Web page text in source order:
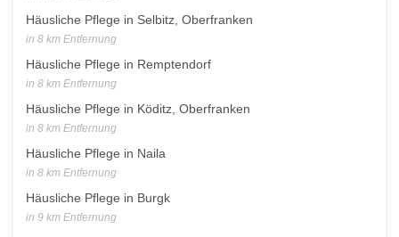
Häusliche Pflege in Selbitz, Oberfranken
in 8 km Entfernung
Häusliche Pflege in Remptendorf
in 8 km Entfernung
Häusliche Pflege in Köditz, Oberfranken
in 8 km Entfernung
Häusliche Pflege in Naila
in 8 km Entfernung
Häusliche Pflege in Burgk
in 9 km Entfernung